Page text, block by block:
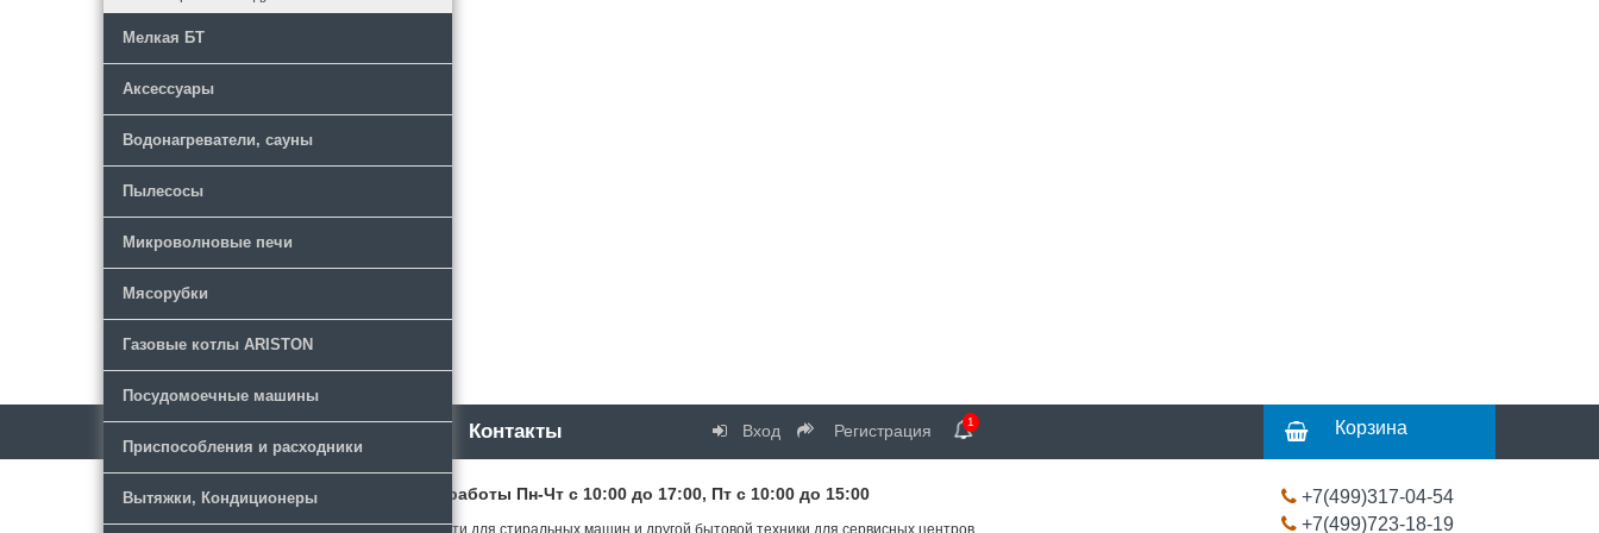
Мелкая БТ
Аксессуары
Водонагреватели, сауны
Пылесосы
Микроволновые печи
Мясорубки
Газовые котлы ARISTON
Посудомоечные машины
Приспособления и расходники
Вытяжки, Кондиционеры
Контакты Вход Регистрация 1 Корзина
РТК Режим работы Пн-Чт с 10:00 до 17:00, Пт с 10:00 до 15:00
© 2018 Запчасти для стиральных машин и другой бытовой техники для сервисных центров.
+7(499)317-04-54
+7(499)723-18-19